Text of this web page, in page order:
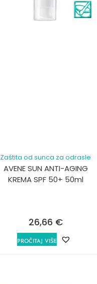
Zaštita od sunca za odrasle
AVENE SUN ANTI-AGING
KREMA SPF 50+ 50ml
26,66 €
PROČITAJ VIŠE